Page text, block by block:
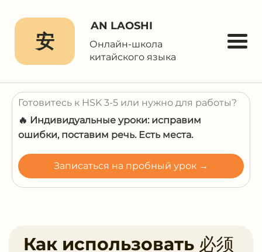
安
AN LAOSHI
Онлайн-школа
китайского языка
Готовитесь к HSK 3-5 или нужно для работы?
🔥 Индивидуальные уроки: исправим
ошибки, поставим речь. Есть места.
Записаться на пробный урок →
Как использовать 必须